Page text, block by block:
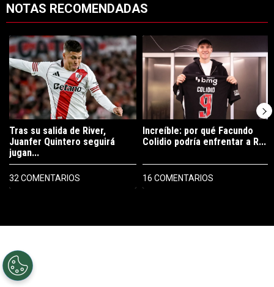
NOTAS RECOMENDADAS
Un artículo de tendencia con el título "Tras su salida de River,
Tras su salida de River,
Juanfer Quintero seguirá
jugan...
32 COMENTARIOS
Un artículo de tendencia con el
Increíble: por qué Facundo
Colidio podría enfrentar a R...
16 COMENTARIOS